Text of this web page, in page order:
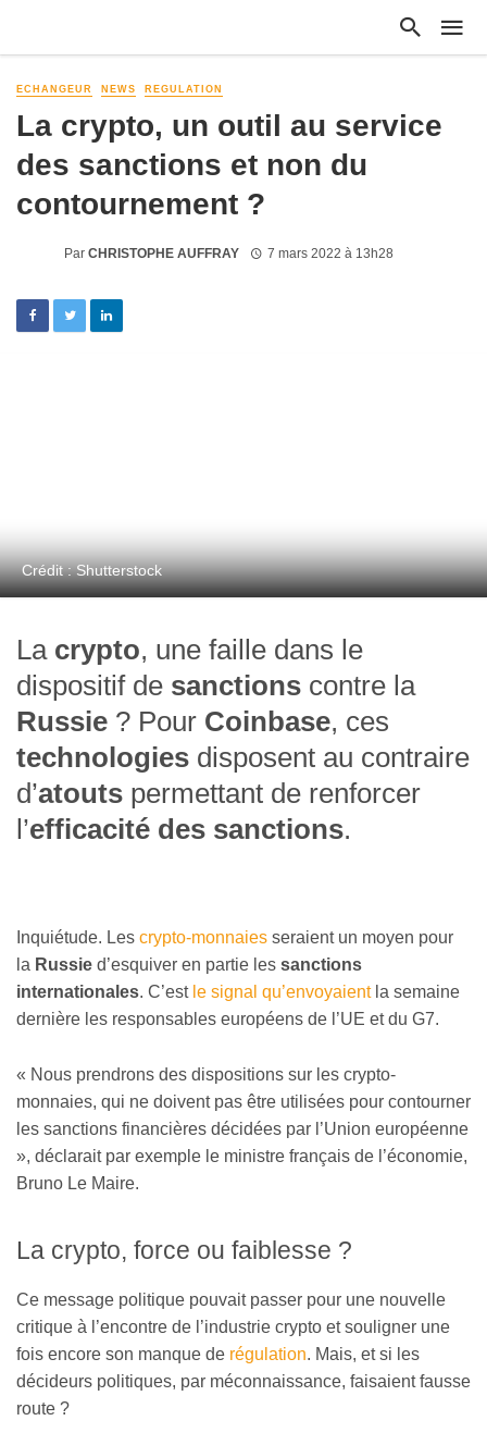
ECHANGEUR NEWS REGULATION
La crypto, un outil au service
des sanctions et non du
contournement ?
Par CHRISTOPHE AUFFRAY 7 mars 2022 à 13h28
Crédit : Shutterstock
La crypto, une faille dans le
dispositif de sanctions contre la
Russie ? Pour Coinbase, ces
technologies disposent au contraire
d’atouts permettant de renforcer
l’efficacité des sanctions.
Inquiétude. Les crypto-monnaies seraient un moyen pour
la Russie d’esquiver en partie les sanctions
internationales. C’est le signal qu’envoyaientla semaine
dernière les responsables européens de l’UE et du G7.
« Nous prendrons des dispositions sur les crypto-
monnaies, qui ne doivent pas être utilisées pour contourner
les sanctions financières décidées par l’Union européenne
», déclarait par exemple le ministre français de l’économie,
Bruno Le Maire.
La crypto, force ou faiblesse ?
Ce message politique pouvait passer pour une nouvelle
critique à l’encontre de l’industrie crypto et souligner une
fois encore son manque de régulation. Mais, et si les
décideurs politiques, par méconnaissance, faisaient fausse
route ?